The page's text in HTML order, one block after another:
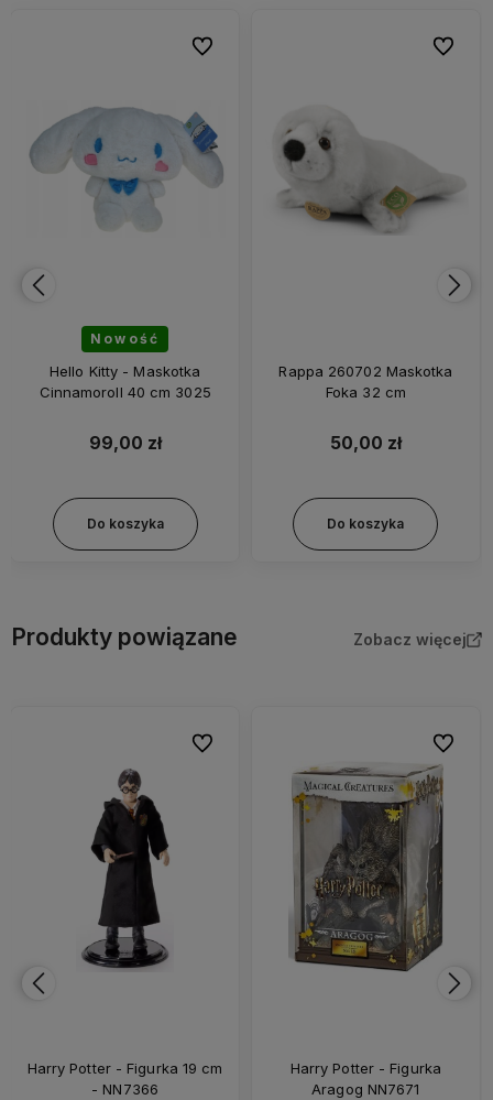
Nowość
Hello Kitty - Maskotka
Cinnamoroll 40 cm 3025
99,00 zł
Do koszyka
Do ulubionych
Do ulubionych
Rappa 260702 Maskotka
Foka 32 cm
50,00 zł
Do koszyka
Do
Do
Produkty powiązane Zobacz więcej
Harry Potter - Figurka 19 cm
- NN7366
Do ulubionych
Harry Potter - Figurka
Aragog NN7671
Do